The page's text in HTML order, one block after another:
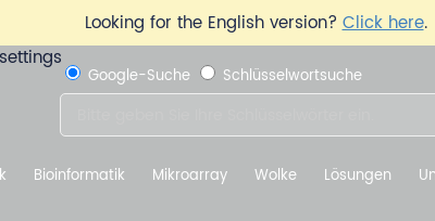
Looking for the English version?Click here.
Google-Suche Schlüsselwortsuche
Bioinformatik Mikroarray Wolke Lösungen